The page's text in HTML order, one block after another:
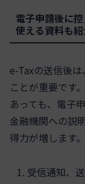
電子申請後に
使える資料も
e-Taxの送信後は、
ことが重要です
あっても、電子
金融機関への説
得力が増します
受信通知、